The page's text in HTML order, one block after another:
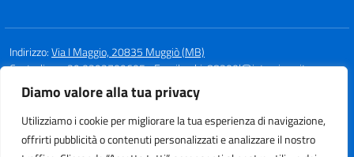
Diamo valore alla tua privacy
Utilizziamo i cookie per migliorare la tua esperienza di navigazione,
offrirti pubblicità o contenuti personalizzati e analizzare il nostro
Indirizzo:Via I Maggio, 20835 Muggiò (MB)
Centralino:+39 0392709605 Email:mbic88300l@istruzione.it
Posta elettronica certificata (PEC): mbic88300l@pec.istruzione.it
Codice fiscale: 94580960154
Codice meccanografico: MBIC88300L